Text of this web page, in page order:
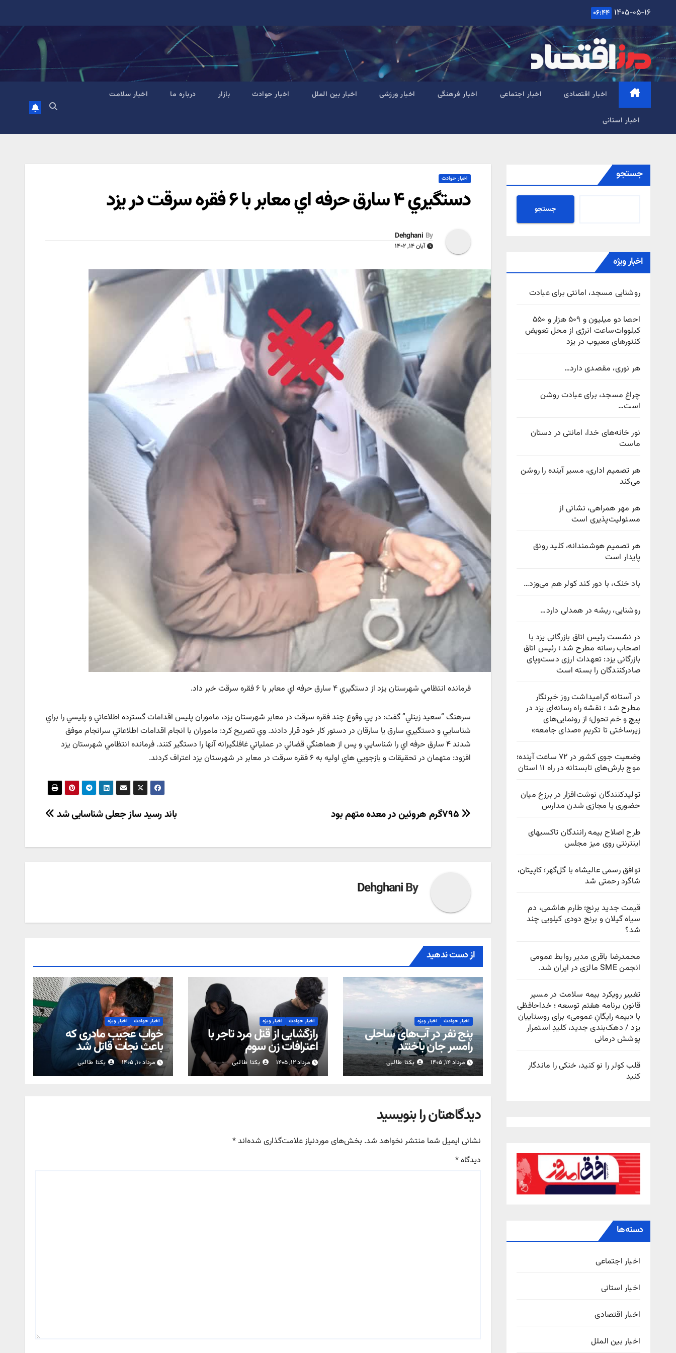
content
۱۴۰۵-۰۵-۱۶ ۰۶:۴۴
اخبار اقتصادی اخبار اجتماعی اخبار فرهنگی اخبار ورزشی اخبار بین الملل اخبار حوادث بازار درباره ما اخبار سلامت
اخبار استانی
جستجو
جستجو
اخبار ویژه
روشنایی مسجد، امانتی برای عبادت
احصا دو میلیون و ۵۰۹ هزار و ۵۵۰
کیلووات‌ساعت انرژی از محل تعویض
کنتورهای معیوب در یزد
هر نوری، مقصدی دارد…
چراغ مسجد، برای عبادت روشن
است…
نور خانه‌های خدا، امانتی در دستان
ماست
هر تصمیم اداری، مسیر آینده را روشن
می‌کند
هر مهر همراهی، نشانی از
مسئولیت‌پذیری است
هر تصمیم هوشمندانه، کلید رونق
پایدار است
باد خنک، با دور کند کولر هم می‌وزد…
روشنایی، ریشه در همدلی دارد…
در نشست رئیس اتاق بازرگانی یزد با
اصحاب رسانه مطرح شد ؛ رئیس اتاق
بازرگانی یزد: تعهدات ارزی دست‌وپای
صادرکنندگان را بسته است
در آستانه گرامیداشت روز خبرنگار
مطرح شد ؛ نقشه راه رسانه‌ای یزد در
پیچ‌ و خم تحول؛ از رونمایی‌های
زیرساختی تا تکریمِ «صدای جامعه»
وضعیت جوی کشور در ۷۲ ساعت آینده؛
موج بارش‌های تابستانه در راه ۱۱ استان
تولیدکنندگان نوشت‌افزار در برزخ میان
حضوری یا مجازی شدن مدارس
طرح اصلاح بیمه رانندگان تاکسیهای
اینترنتی روی میز مجلس
توافق رسمی عالیشاه با گل‌گهر؛ کاپیتان،
شاگرد رحمتی شد
قیمت جدید برنج؛ طارم هاشمی، دم
سیاه گیلان و برنج دودی کیلویی چند
شد؟
محمدرضا باقری مدیر روابط عمومی
انجمن SME مالزی در ایران شد.
تغییر رویکرد بیمه سلامت در مسیر
قانون برنامه هفتم توسعه ؛ خداحافظی
با «بیمه رایگانِ عمومی» برای روستاییان
یزد / دهک‌بندی جدید، کلیدِ استمرار
پوشش درمانی
قلب کولر را نو کنید، خنکی را ماندگار
کنید
دسته‌ها
اخبار اجتماعی
اخبار استانی
اخبار اقتصادی
اخبار بین الملل
اخبار حوادث
دستگيري ۴ سارق حرفه اي معابر با ۶ فقره سرقت در يزد
By
Dehghani
آبان ۱۴, ۱۴۰۲
فرمانده انتظامي شهرستان يزد از دستگيري ۴ سارق حرفه اي معابر با ۶ فقره سرقت خبر داد.
سرهنگ “سعيد زينلي” گفت: در پي وقوع چند فقره سرقت در معابر شهرستان يزد، ماموران پليس اقدامات گسترده اطلاعاتي و پليسي را براي
شناسايي و دستگيري سارق يا سارقان در دستور کار خود قرار دادند. وي تصريح کرد: ماموران با انجام اقدامات اطلاعاتي سرانجام موفق
شدند ۴ سارق حرفه اي را شناسايي و پس از هماهنگي قضائي در عملياتي غافلگيرانه آنها را دستگير کنند. فرمانده انتظامي شهرستان يزد
افزود: متهمان در تحقيقات و بازجويي هاي اوليه به ۶ فقره سرقت در معابر در شهرستان يزد اعتراف کردند.
راهبری
باند رسید ساز جعلی شناسایی شد
By
Dehghani
از دست ندهید
اخبار حوادث اخبار ویژه
پنج نفر در آب‌های ساحلی
رامسر جان باختند
مرداد ۱۴, ۱۴۰۵ یکتا طالبی
اخبار حوادث اخبار ویژه
رازگشایی از قتل مرد تاجر با
اعترافات زن سوم
مرداد ۱۲, ۱۴۰۵ یکتا طالبی
اخبار حوادث اخبار ویژه
خواب عجیب مادری که
باعث نجات قاتل شد
مرداد ۱۰, ۱۴۰۵ یکتا طالبی
دیدگاهتان را بنویسید
نشانی ایمیل شما منتشر نخواهد شد. بخش‌های موردنیاز علامت‌گذاری شده‌اند*
دیدگاه*